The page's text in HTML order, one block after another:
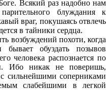
Всякий раз надобно нам
блуждания к
враг, покушаясь отвлечь
в тайники сердца.
возбуждений похоти, когда
обуздать позывов
человека распознается по
Ибо никак не поверишь,
сильнейшими соперниками
слабейшими в легкой